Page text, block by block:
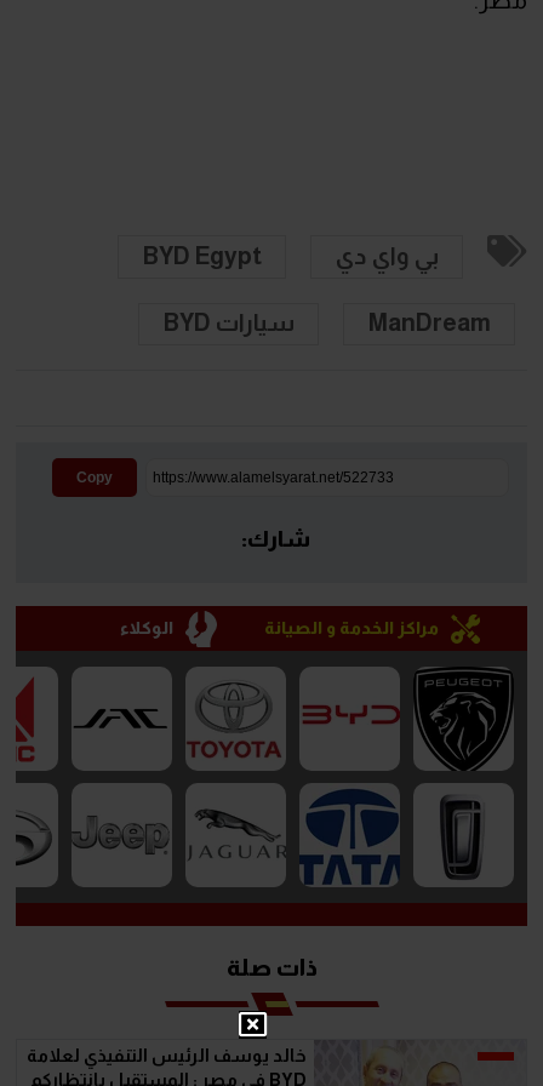
بي واي دي BYD Egypt
ManDream سيارات BYD
Copy
شارك:
مراكز الخدمة و الصيانة الوكلاء
ذات صلة
خالد يوسف الرئيس التنفيذي لعلامة
BYD في مصر : المستقبل بانتظاركم